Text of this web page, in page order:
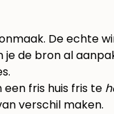
De echte
de bron al
fris huis fris te
verschil maken.